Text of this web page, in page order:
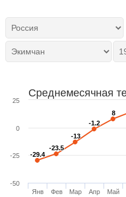
Среднемесячная
-29.4
-29.4
-23.5
-23.5
-13
-13
-1.2
-1.2
8
8
Янв Фев Мар Апр Май
-50
-25
0
25